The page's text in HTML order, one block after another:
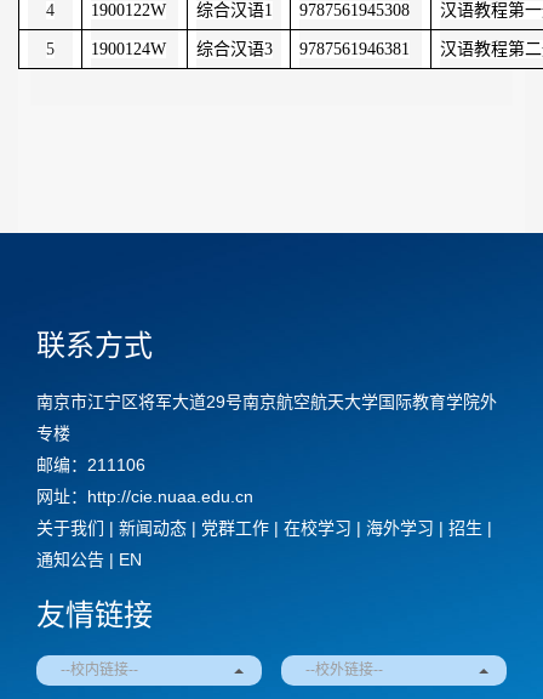
4 1900122W 综合汉语1 9787561945308 汉语教程第
5 1900124W 综合汉语3 9787561946381 汉语教程第
联系方式
南京市江宁区将军大道29号南京航空航天大学国际教育学院外
专楼
邮编：211106
网址：http://cie.nuaa.edu.cn
关于我们 | 新闻动态 | 党群工作 | 在校学习 | 海外学习 | 招生 |
通知公告 | EN
友情链接
--校内链接-- --校外链接--